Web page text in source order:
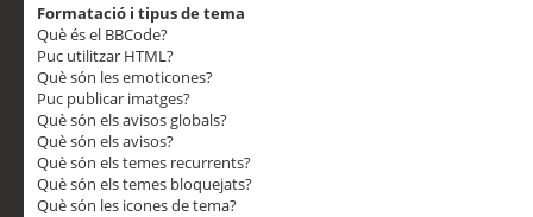
Formatació i tipus de tema
Què és el BBCode?
Puc utilitzar HTML?
Què són les emoticones?
Puc publicar imatges?
Què són els avisos globals?
Què són els avisos?
Què són els temes recurrents?
Què són els temes bloquejats?
Què són les icones de tema?